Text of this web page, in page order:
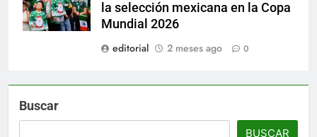
la selección mexicana en la Copa
Mundial 2026
editorial
2 meses ago 0
Buscar
BUSCAR